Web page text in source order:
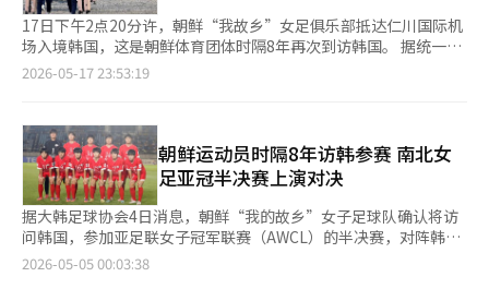
为强有力的夺冠候选之一。※ 本报道经人工智能（AI）系统翻译与
编辑。
航空从平壤出发，抵达中国北京，并在朝鲜大使馆附近进行训练，
随后于17日乘坐中国国际航空航班抵达韩国。 根据统一部在14日
发布的“应援相关参考资料”，由民族和解合作范围全国协商会等
200多个民间团体组织的“2026 AFC AWCL女子足球共同应援
协商与讨论，并在符合AFC规定的范围内，确保应援活动有序进
行。”同时，统一部还公开了AFC规定的“禁止携带的物
品”和“禁止在场内表达政治、宗教信息”等内容。 统一部与民
间团体沟通后，确认共同应援团将在符合AFC规定的范围内，使用
横幅、应援巾、应援棒、双方俱乐部旗帜等应援工具。
17日下午2点20分许，朝鲜“我故乡”女足俱乐部抵达仁川国际机
场入境韩国，这是朝鲜体育团体时隔8年再次到访韩国。 据统一部
介绍，此次访韩朝鲜女足代表团共39人，包括27名选手和12名工
班机抵达韩国。 “我故乡”女足将参加20日至23日在水原综合运
动场举行的亚足联女子冠军联赛（AWCL）半决赛。
2026-05-17 23:53:19
朝鲜运动员时隔8年访韩参赛 南北女
足亚冠半决赛上演对决
据大韩足球协会4日消息，朝鲜“我的故乡”女子足球队确认将访
问韩国，参加亚足联女子冠军联赛（AWCL）的半决赛，对阵韩国
水原FC女足队。韩国政府正推进“我的故乡”女足队入境审批申
2026-05-05 00:03:38
页